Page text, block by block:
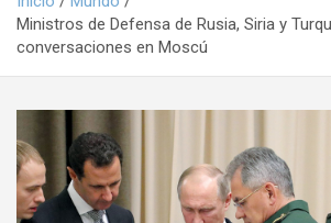
n
Ministros de Defensa de Rusia, Siria y
conversaciones en Moscú